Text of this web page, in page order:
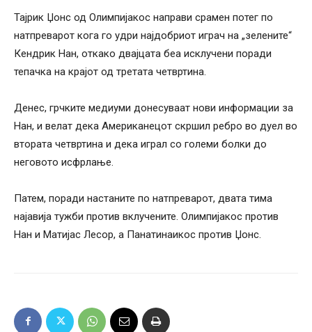
Тајрик Џонс од Олимпијакос направи срамен потег по
натпреварот кога го удри најдобриот играч на „зелените“
Кендрик Нан, откако двајцата беа исклучени поради
тепачка на крајот од третата четвртина.
Денес, грчките медиуми донесуваат нови информации за
Нан, и велат дека Американецот скршил ребро во дуел во
втората четвртина и дека играл со големи болки до
неговото исфрлање.
Патем, поради настаните по натпреварот, двата тима
најавија тужби против вклучените. Олимпијакос против
Нан и Матијас Лесор, а Панатинаикос против Џонс.